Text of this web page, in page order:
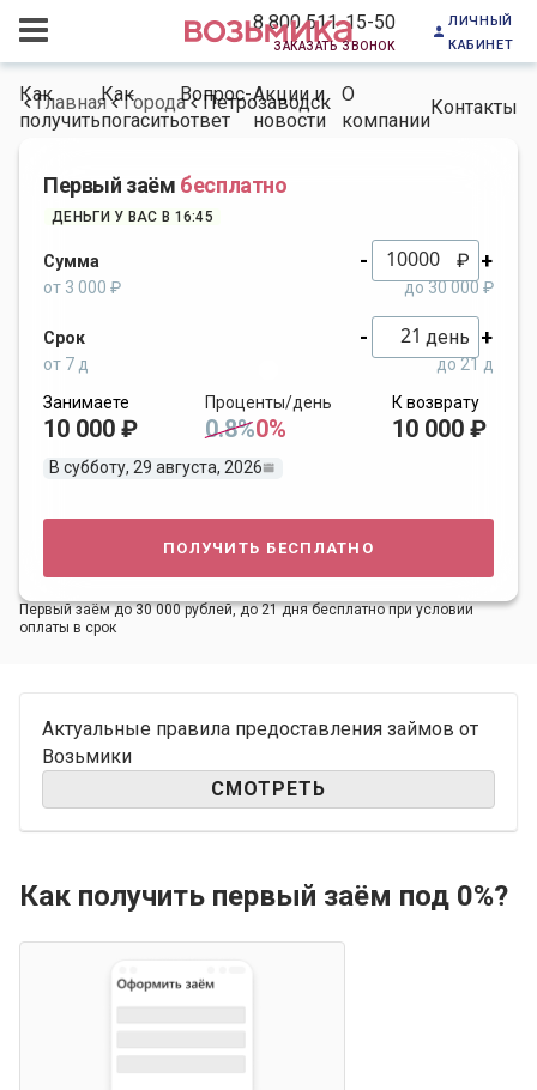
8 800 511-15-50
заказать звонок
личный
кабинет
Как
получить
Как
погасить
Вопрос-
ответ
Акции и
новости
О
компании
Контакты
Главная Города Петрозаводск
Первый заём бесплатно
ДЕНЬГИ У ВАС В 16:45
Сумма - ₽ +
от 3 000 ₽ до 30 000 ₽
Срок - день +
от 7 д
до 21 д
Занимаете
10 000 ₽
Проценты/день
0.8%0%
К возврату
10 000 ₽
В субботу, 29 августа, 2026
получить бесплатно
Первый заём до 30 000 рублей, до 21 дня бесплатно при условии
оплаты в срок
Актуальные правила предоставления займов от
Возьмики
СМОТРЕТЬ
Как получить первый заём под 0%?